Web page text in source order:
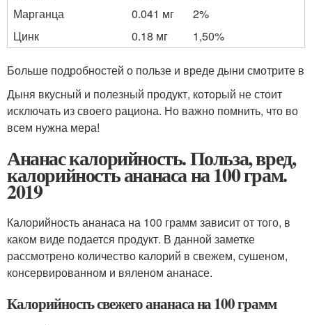
Марганца
0.041 мг
2%
Цинк
0.18 мг 1,50%
Больше подробностей о пользе и вреде дыни смотрите в
Дыня вкусный и полезный продукт, который не стоит
исключать из своего рациона. Но важно помнить, что во
всем нужна мера!
Ананас калорийность. Польза, вред,
калорийность ананаса на 100 грам.
2019
Калорийность ананаса на 100 грамм зависит от того, в
каком виде подается продукт. В данной заметке
рассмотрено количество калорий в свежем, сушеном,
консервированном и вяленом ананасе.
Калорийность свежего ананаса на 100 грамм